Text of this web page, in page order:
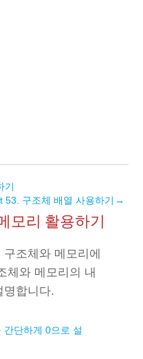
기
53. 구조체 배열 사용하기 →
모리 활용하기
조체와 메모리에
체와 메모리의 내
명합니다.
단하게 0으로 설